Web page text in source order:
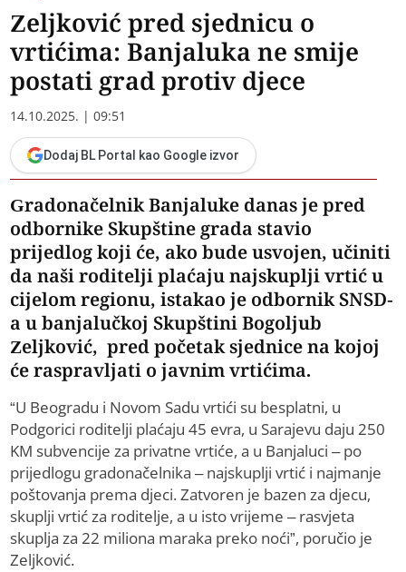
Zeljković pred sjednicu o
vrtićima: Banjaluka ne smije
postati grad protiv djece
14.10.2025. | 09:51
Dodaj BL Portal kao Google izvor
Gradonačelnik Banjaluke danas je pred
odbornike Skupštine grada stavio
prijedlog koji će, ako bude usvojen, učiniti
da naši roditelji plaćaju najskuplji vrtić u
cijelom regionu, istakao je odbornik SNSD-
a u banjalučkoj Skupštini Bogoljub
Zeljković, pred početak sjednice na kojoj
će raspravljati o javnim vrtićima.
“U Beogradu i Novom Sadu vrtići su besplatni, u
Podgorici roditelji plaćaju 45 evra, u Sarajevu daju 250
KM subvencije za privatne vrtiće, a u Banjaluci – po
prijedlogu gradonačelnika – najskuplji vrtić i najmanje
poštovanja prema djeci. Zatvoren je bazen za djecu,
skuplji vrtić za roditelje, a u isto vrijeme – rasvjeta
skuplja za 22 miliona maraka preko noći”, poručio je
Zeljković.